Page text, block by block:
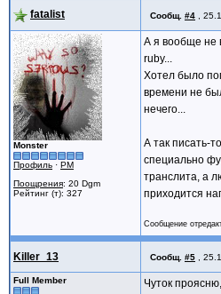
fatalist Сообщ. #4
Monster
Профиль · PM
Поощрения: 20 Dgm
Рейтинг (т): 327
А я вообще не
ruby...
Хотел было
времени не
нечего...
А так писать-
специально
транслита, а
приходится
Сообщение
Killer_13 Сообщ. #5
Full Member
Чуток